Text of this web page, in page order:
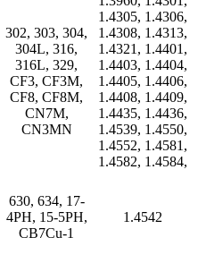
302, 303, 304,
304L, 316,
316L, 329,
CF3, CF3M,
CF8, CF8M,
CN7M,
CN3MN
1.4305, 1.4306,
1.4308, 1.4313,
1.4321, 1.4401,
1.4403, 1.4404,
1.4405, 1.4406,
1.4408, 1.4409,
1.4435, 1.4436,
1.4539, 1.4550,
1.4552, 1.4581,
1.4582, 1.4584,
630, 634, 17-
4PH, 15-5PH,
CB7Cu-1
1.4542